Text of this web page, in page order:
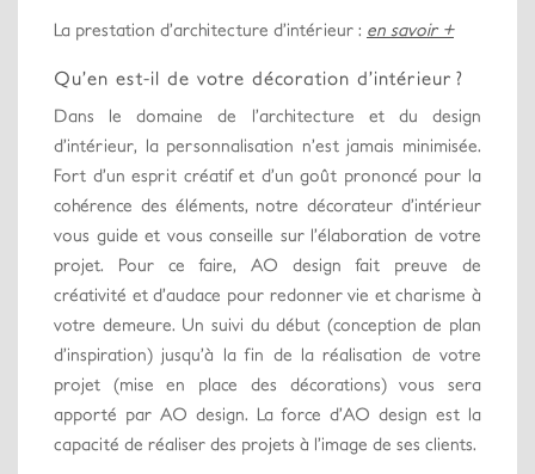
La prestation d’architecture d’intérieur : en savoir +
Qu’en est-il de votre décoration d’intérieur ?
Dans le domaine de l’architecture et du design
d’intérieur, la personnalisation n’est jamais minimisée.
Fort d’un esprit créatif et d’un goût prononcé pour la
cohérence des éléments, notre décorateur d’intérieur
vous guide et vous conseille sur l’élaboration de votre
projet. Pour ce faire, AO design fait preuve de
créativité et d’audace pour redonner vie et charisme à
votre demeure. Un suivi du début (conception de plan
d’inspiration) jusqu’à la fin de la réalisation de votre
projet (mise en place des décorations) vous sera
apporté par AO design. La force d’AO design est la
capacité de réaliser des projets à l’image de ses clients.